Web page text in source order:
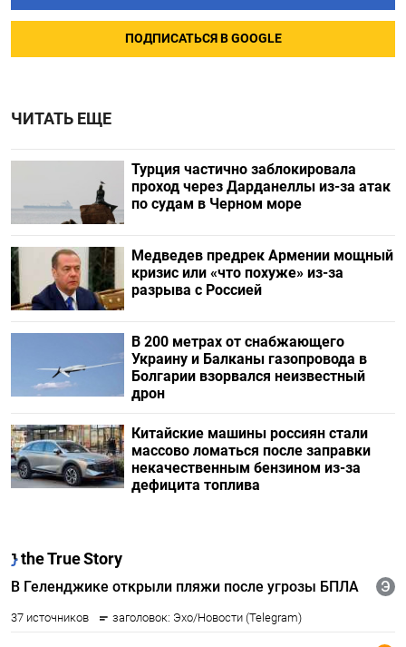
ПОДПИСАТЬСЯ В GOOGLE
ЧИТАТЬ ЕЩЕ
Турция частично заблокировала
проход через Дарданеллы из-за атак
по судам в Черном море
Медведев предрек Армении мощный
кризис или «что похуже» из-за
разрыва с Россией
В 200 метрах от снабжающего
Украину и Балканы газопровода в
Болгарии взорвался неизвестный
дрон
Китайские машины россиян стали
массово ломаться после заправки
некачественным бензином из-за
дефицита топлива